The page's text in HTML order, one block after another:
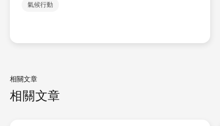
氣候行動
相關文章
相關文章